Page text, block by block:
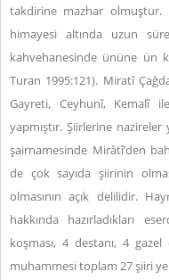
takdirine mazhar olmuştur.
himayesi altında uzun
kahvehanesinde ününe ün
Turan 1995:121). Miratî
Gayreti, Ceyhunî, Kemalî
yapmıştır. Şiirlerine nazireler
şairnamesinde Mirâtî’den
de çok sayıda şiirinin
olmasının açık delilidir.
hakkında hazırladıkları
koşması, 4 destanı, 4
muhammesi toplam 27 şiiri